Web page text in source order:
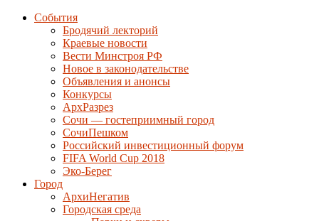
События
Бродячий лекторий
Краевые новости
Вести Минстроя РФ
Новое в законодательстве
Объявления и анонсы
Конкурсы
АрхРазрез
Сочи — гостеприимный город
СочиПешком
Российский инвестиционный форум
FIFA World Cup 2018
Эко-Берег
Город
АрхиНегатив
Городская среда